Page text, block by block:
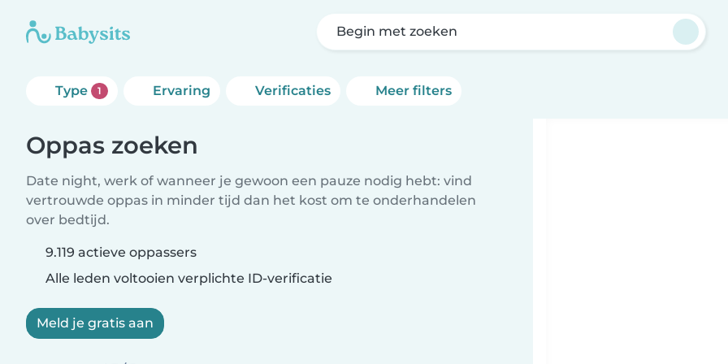
Begin met zoeken
Type 1 Ervaring Verificaties Meer filters
Oppas zoeken
Date night, werk of wanneer je gewoon een pauze nodig hebt: vind
vertrouwde oppas in minder tijd dan het kost om te onderhandelen
over bedtijd.
9.119 actieve oppassers
Alle leden voltooien verplichte ID-verificatie
Meld je gratis aan